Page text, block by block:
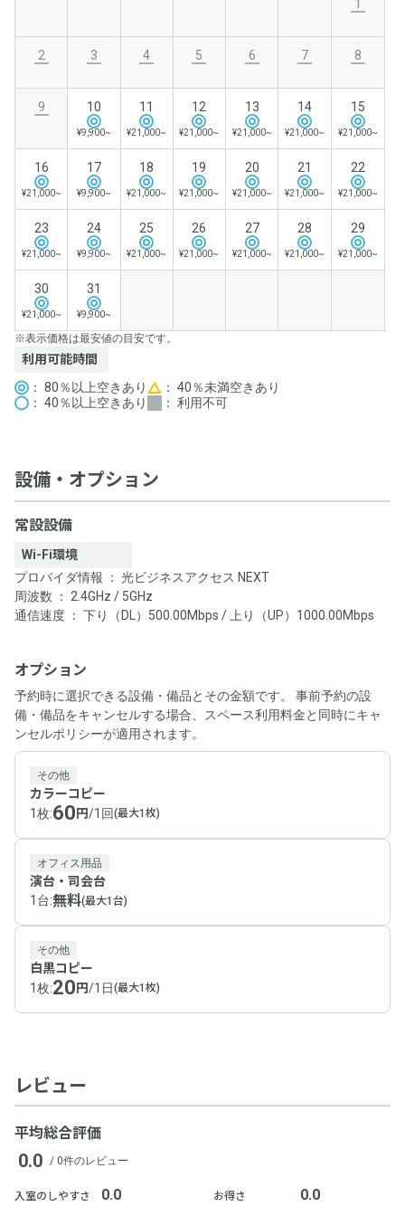
1
2 3 4 5 6 7 8
9 10
¥9,900~
11
¥21,000~
12
¥21,000~
13
¥21,000~
14
¥21,000~
15
¥21,000~
16
¥21,000~
17
¥9,900~
18
¥21,000~
19
¥21,000~
20
¥21,000~
21
¥21,000~
22
¥21,000~
23
¥21,000~
24
¥9,900~
25
¥21,000~
26
¥21,000~
27
¥21,000~
28
¥21,000~
29
¥21,000~
30
¥21,000~
31
¥9,900~
※表示価格は最安値の目安です。
利用可能時間
： 80％以上空きあり
： 40％以上空きあり
： 40％未満空きあり
： 利用不可
設備・オプション
常設設備
Wi-Fi環境
プロバイダ情報 ： 光ビジネスアクセス NEXT
周波数 ： 2.4GHz / 5GHz
通信速度 ： 下り（DL）500.00Mbps / 上り（UP）1000.00Mbps
オプション
予約時に選択できる設備・備品とその金額です。 事前予約の設
備・備品をキャンセルする場合、スペース利用料金と同時にキャ
ンセルポリシーが適用されます。
その他
カラーコピー
1枚:60円/1回(最大1枚)
オフィス用品
演台・司会台
1台:無料(最大1台)
その他
白黒コピー
1枚:20円/1日(最大1枚)
レビュー
平均総合評価
0.0 / 0件のレビュー
入室のしやすさ 0.0 お得さ 0.0